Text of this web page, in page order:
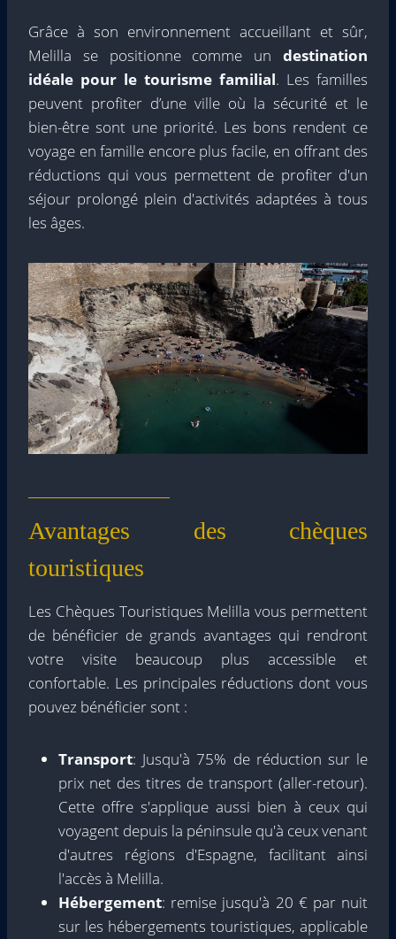
Grâce à son environnement accueillant et sûr,
Melilla se positionne comme un destination
idéale pour le tourisme familial. Les familles
peuvent profiter d’une ville où la sécurité et le
bien-être sont une priorité. Les bons rendent ce
voyage en famille encore plus facile, en offrant des
réductions qui vous permettent de profiter d'un
séjour prolongé plein d'activités adaptées à tous
les âges.
Avantages des chèques
touristiques
Les Chèques Touristiques Melilla vous permettent
de bénéficier de grands avantages qui rendront
votre visite beaucoup plus accessible et
confortable. Les principales réductions dont vous
pouvez bénéficier sont :
Transport: Jusqu'à 75% de réduction sur le
prix net des titres de transport (aller-retour).
Cette offre s'applique aussi bien à ceux qui
voyagent depuis la péninsule qu'à ceux venant
d'autres régions d'Espagne, facilitant ainsi
l'accès à Melilla.
Hébergement: remise jusqu'à 20 € par nuit
sur les hébergements touristiques, applicable